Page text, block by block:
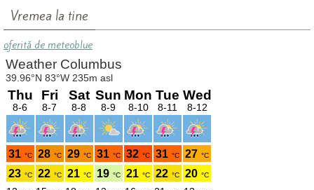
Vremea la tine
oferită de meteoblue